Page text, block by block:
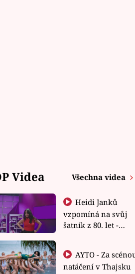
Videa Všechna videa
Heidi Janků
vzpomíná na svůj
šatník z 80. let -
natáčení v Thajsku